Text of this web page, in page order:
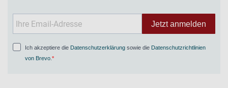
Jetzt anmelden
Ich akzeptiere die Datenschutzerklärung sowie die Datenschutzrichtlinien
von Brevo